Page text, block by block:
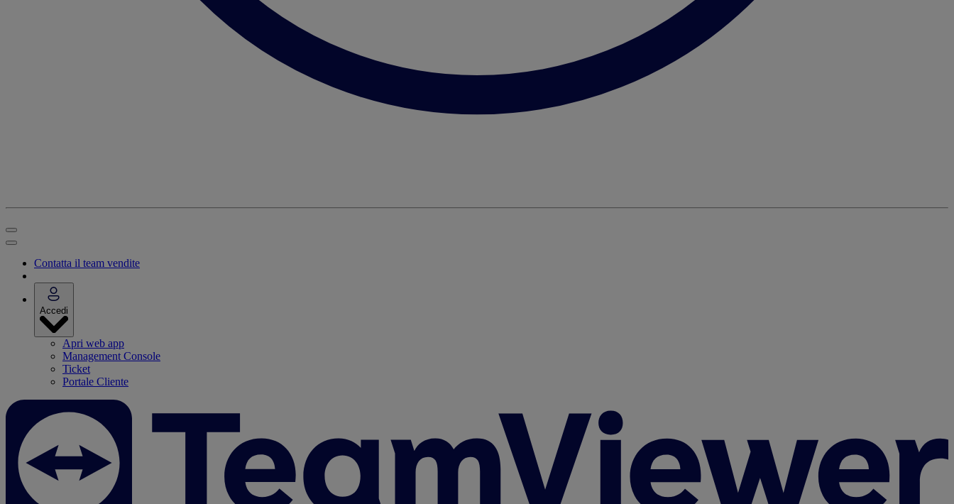
Contatta il team vendite
Accedi
Apri web app
Management Console
Ticket
Portale Cliente